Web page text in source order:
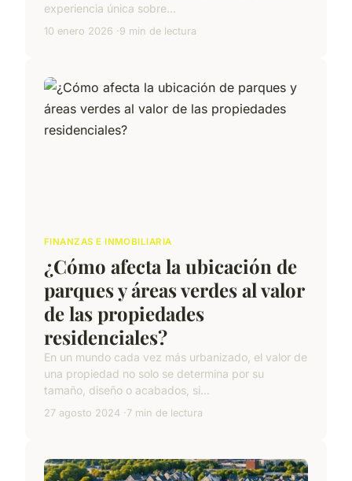
experiencia única sobre...
10 enero 2026 9 min de lectura
FINANZAS E INMOBILIARIA
¿Cómo afecta la ubicación de
parques y áreas verdes al valor
de las propiedades
residenciales?
En un mundo cada vez más urbanizado, el valor de
una propiedad no solo se determina por su
tamaño, diseño o acabados, si...
27 agosto 2024 7 min de lectura